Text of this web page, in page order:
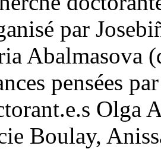
par
Abalmasova
pensées
Olga
Boulay,